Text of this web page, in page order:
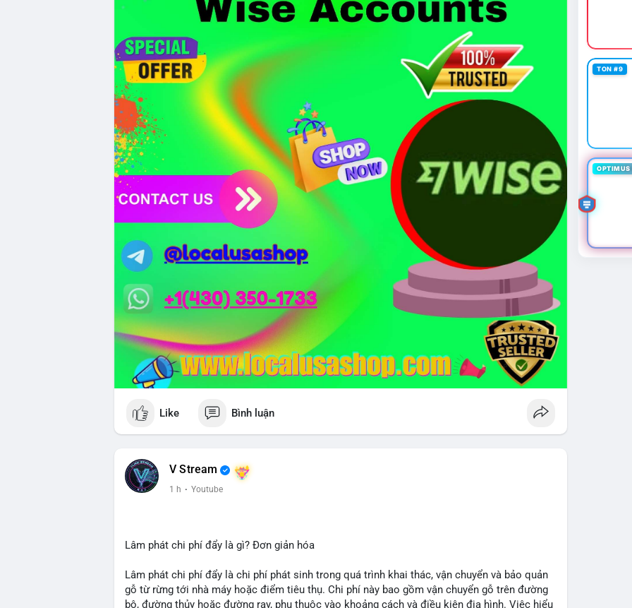
Nhà đầu tư nên thận trọng với đòn bẩy cao khi Funding Rate BTC chỉ ở mức 0.0035%. Vùng
Fear hiện tại có thể là cơ hội tích lũy dài hạn nhưng cần chờ xác nhận dòng tiền.
Xem chi tiết các bài viết đầy đủ tại dòng thời gian của Vlike.vn!
#whalealertbtc #clarityact #lightningexploit #xrpledger
Like Bình luận
V Stream
1 h · Youtube
Lâm phát chi phí đẩy là gì? Đơn giản hóa
Lâm phát chi phí đẩy là chi phí phát sinh trong quá trình khai thác, vận chuyển và bảo quản
gỗ từ rừng tới nhà máy hoặc điểm tiêu thụ. Chi phí này bao gồm vận chuyển gỗ trên đường
bộ, đường thủy hoặc đường ray, phụ thuộc vào khoảng cách và điều kiện địa hình. Việc hiểu
TON #9
OPTIMUS